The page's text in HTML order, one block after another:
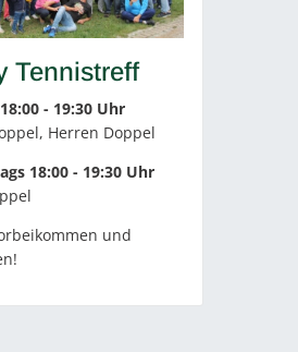
Tennistreff
- 19:30 Uhr
Herren Doppel
18:00 - 19:30 Uhr
und